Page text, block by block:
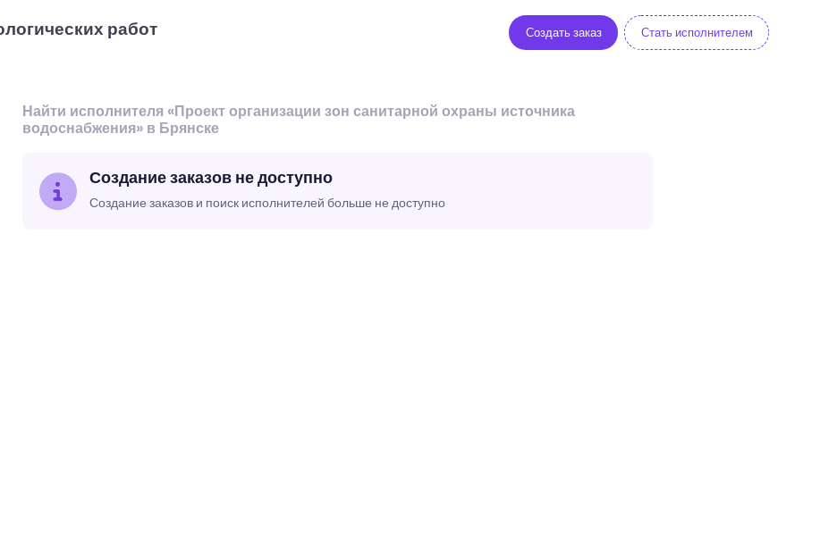
работ Создать заказ Стать исполнителем
Найти исполнителя «Проект организации зон санитарной охраны источника
водоснабжения» в Брянске
Создание заказов не доступно
Создание заказов и поиск исполнителей больше не доступно